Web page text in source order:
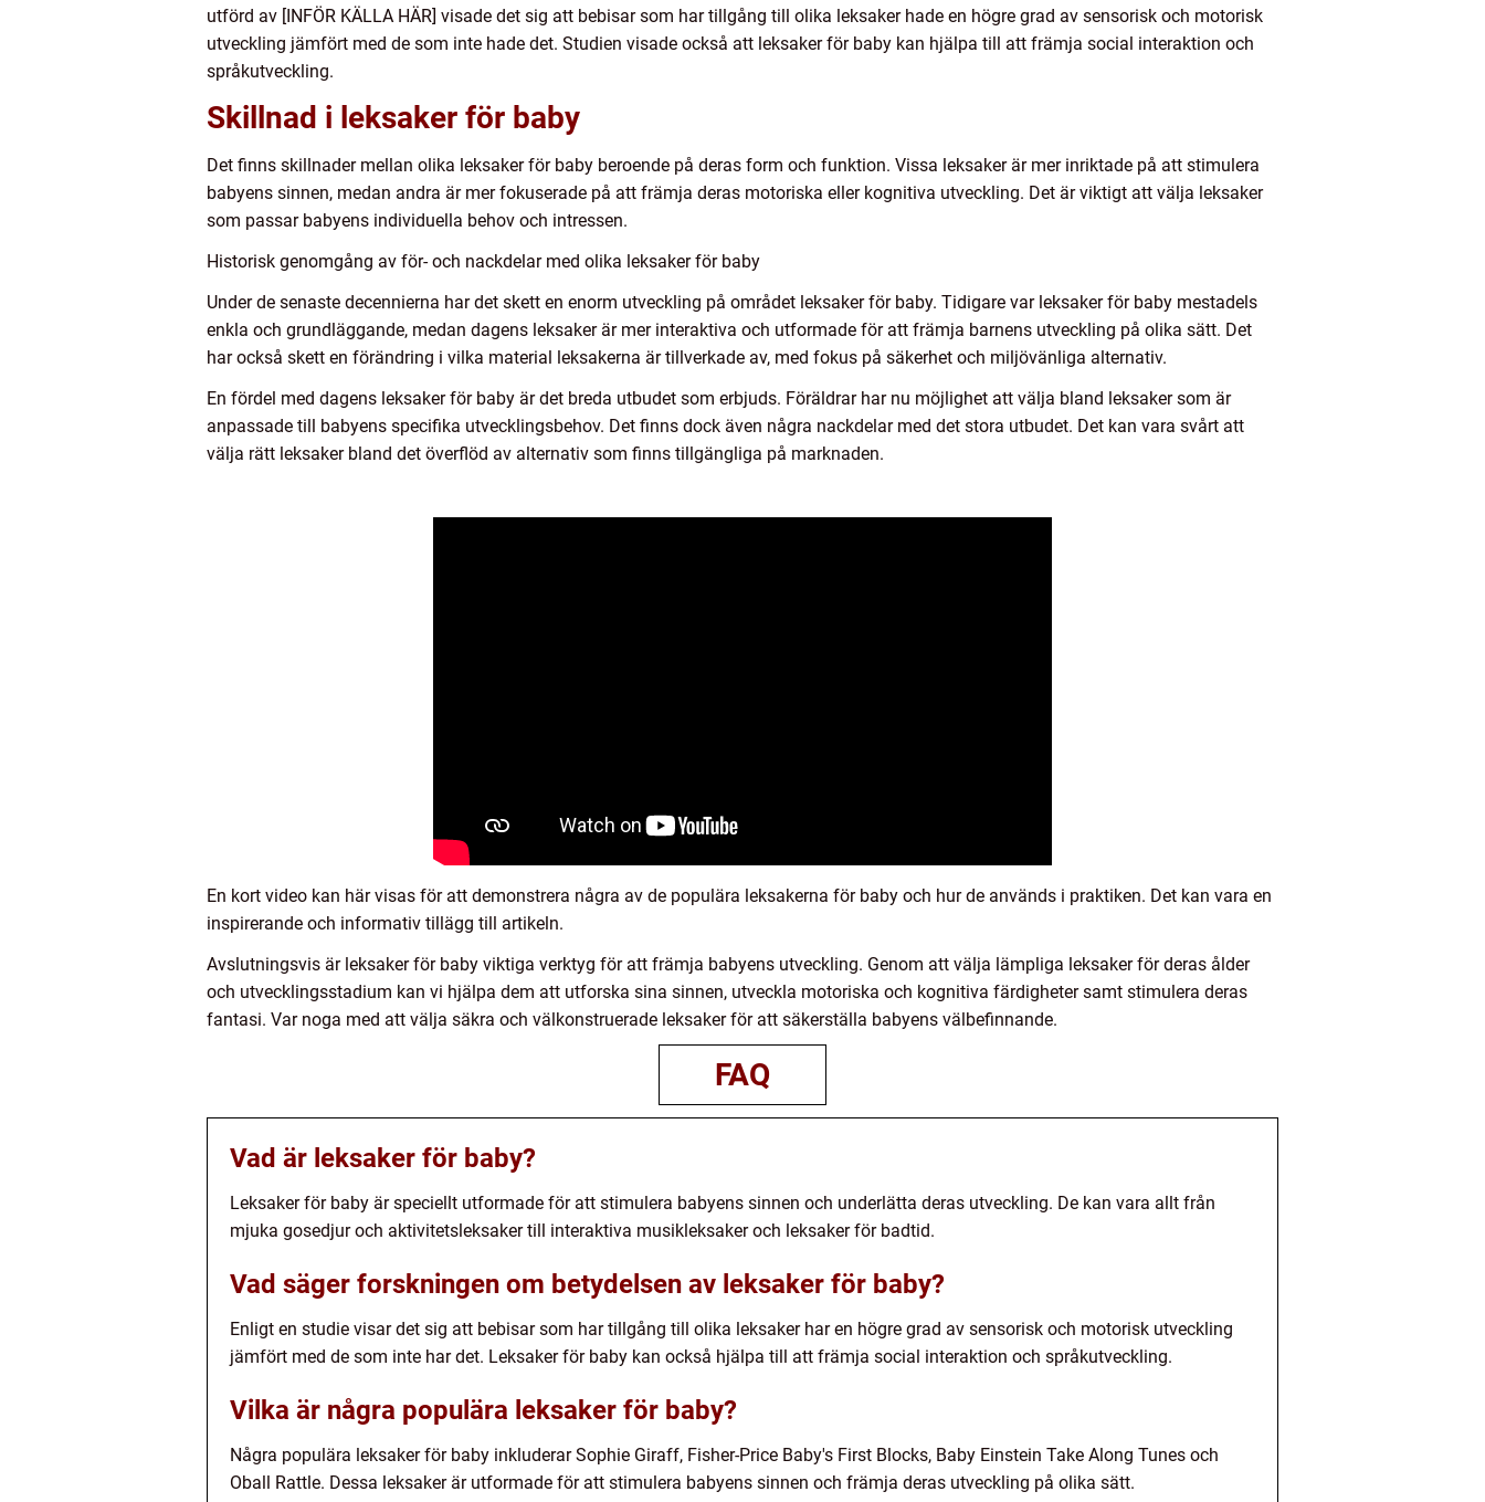
utförd av [INFÖR KÄLLA HÄR] visade det sig att bebisar som har tillgång till olika leksaker hade en högre grad av sensorisk och motorisk
utveckling jämfört med de som inte hade det. Studien visade också att leksaker för baby kan hjälpa till att främja social interaktion och
språkutveckling.
Skillnad i leksaker för baby
Det finns skillnader mellan olika leksaker för baby beroende på deras form och funktion. Vissa leksaker är mer inriktade på att stimulera
babyens sinnen, medan andra är mer fokuserade på att främja deras motoriska eller kognitiva utveckling. Det är viktigt att välja leksaker
som passar babyens individuella behov och intressen.
Historisk genomgång av för- och nackdelar med olika leksaker för baby
Under de senaste decennierna har det skett en enorm utveckling på området leksaker för baby. Tidigare var leksaker för baby mestadels
enkla och grundläggande, medan dagens leksaker är mer interaktiva och utformade för att främja barnens utveckling på olika sätt. Det
har också skett en förändring i vilka material leksakerna är tillverkade av, med fokus på säkerhet och miljövänliga alternativ.
En fördel med dagens leksaker för baby är det breda utbudet som erbjuds. Föräldrar har nu möjlighet att välja bland leksaker som är
anpassade till babyens specifika utvecklingsbehov. Det finns dock även några nackdelar med det stora utbudet. Det kan vara svårt att
välja rätt leksaker bland det överflöd av alternativ som finns tillgängliga på marknaden.
En kort video kan här visas för att demonstrera några av de populära leksakerna för baby och hur de används i praktiken. Det kan vara en
inspirerande och informativ tillägg till artikeln.
Avslutningsvis är leksaker för baby viktiga verktyg för att främja babyens utveckling. Genom att välja lämpliga leksaker för deras ålder
och utvecklingsstadium kan vi hjälpa dem att utforska sina sinnen, utveckla motoriska och kognitiva färdigheter samt stimulera deras
fantasi. Var noga med att välja säkra och välkonstruerade leksaker för att säkerställa babyens välbefinnande.
FAQ
Vad är leksaker för baby?
Leksaker för baby är speciellt utformade för att stimulera babyens sinnen och underlätta deras utveckling. De kan vara allt från
mjuka gosedjur och aktivitetsleksaker till interaktiva musikleksaker och leksaker för badtid.
Vad säger forskningen om betydelsen av leksaker för baby?
Enligt en studie visar det sig att bebisar som har tillgång till olika leksaker har en högre grad av sensorisk och motorisk utveckling
jämfört med de som inte har det. Leksaker för baby kan också hjälpa till att främja social interaktion och språkutveckling.
Vilka är några populära leksaker för baby?
Några populära leksaker för baby inkluderar Sophie Giraff, Fisher-Price Baby's First Blocks, Baby Einstein Take Along Tunes och
Oball Rattle. Dessa leksaker är utformade för att stimulera babyens sinnen och främja deras utveckling på olika sätt.